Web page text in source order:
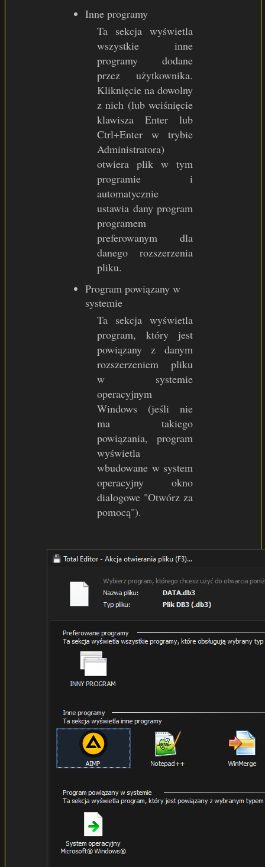
Inne programy
Ta sekcja wyświetla
wszystkie inne
programy dodane
przez użytkownika.
Kliknięcie na dowolny
z nich (lub wciśnięcie
klawisza Enter lub
Ctrl+Enter w trybie
Administratora)
otwiera plik w tym
programie i
automatycznie
ustawia dany program
programem
preferowanym dla
danego rozszerzenia
pliku.
Program powiązany w
systemie
Ta sekcja wyświetla
program, który jest
powiązany z danym
rozszerzeniem pliku
w systemie
operacyjnym
Windows (jeśli nie
ma takiego
powiązania, program
wyświetla
wbudowane w system
operacyjny okno
dialogowe "Otwórz za
pomocą").